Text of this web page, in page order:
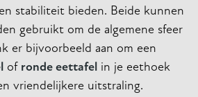
stabiliteit bieden. Beide kunnen
gebruikt om de algemene sfeer
er bijvoorbeeld aan om een
of ronde eettafel in je eethoek
vriendelijkere uitstraling.